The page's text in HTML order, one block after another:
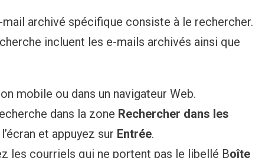
archivé spécifique consiste à le rechercher.
incluent les e-mails archivés ainsi que
mobile ou dans un navigateur Web.
dans la zone Rechercher dans les
et appuyez sur Entrée.
les courriels qui ne portent pas le libellé Boîte